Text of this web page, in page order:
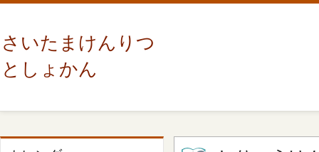
さいたまけんりつ
としょかん